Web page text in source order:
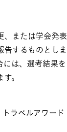
、または学会発表
告するものとしま
には、選考結果を
。
ラベルアワード